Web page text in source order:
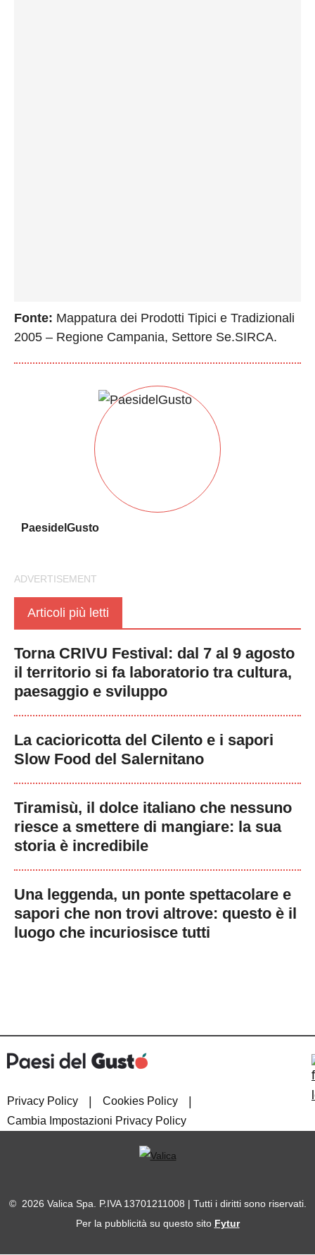
Fonte: Mappatura dei Prodotti Tipici e Tradizionali
2005 – Regione Campania, Settore Se.SIRCA.
PaesidelGusto
Articoli più letti
Torna CRIVU Festival: dal 7 al 9 agosto
il territorio si fa laboratorio tra cultura,
paesaggio e sviluppo
La cacioricotta del Cilento e i sapori
Slow Food del Salernitano
Tiramisù, il dolce italiano che nessuno
riesce a smettere di mangiare: la sua
storia è incredibile
Una leggenda, un ponte spettacolare e
sapori che non trovi altrove: questo è il
luogo che incuriosisce tutti
Privacy Policy Cookies Policy
Cambia Impostazioni Privacy Policy
© 2026 Valica Spa. P.IVA 13701211008 | Tutti i diritti sono riservati.
Per la pubblicità su questo sito Fytur